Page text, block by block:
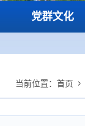
党群文化
当前位置： 首页